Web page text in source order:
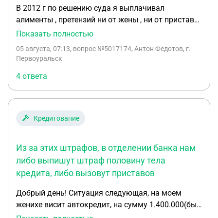
В 2012 г по решению суда я выплачивал
алименты , претензий ни от жены , ни от пристава
не было. В 2026 г. в июле пристав сообщил, что на
уплате алиментов за три года до
исполнилось 20 лет. Алименты выплачивались
мной наличными , подтвержденных денежных
переводов нет. Как оспорить, обжаловать
исполнительное производство?
Показать полностью
05 августа, 07:13, вопрос №5017174, Антон Федотов, г.
Первоуральск
4 ответа
Кредитование
Из за этих штрафов, в отделении банка нам
либо выпишут штраф половину тела
кредита, либо вызовут приставов
Добрый день! Ситуация следующая, на моем
женихе висит автокредит, на сумму 1.400.000(был